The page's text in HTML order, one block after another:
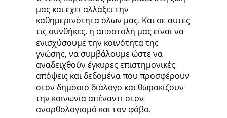
μας και έχει αλλάξει την
καθημερινότητα όλων μας. Και σε αυτές
τις συνθήκες, η αποστολή μας είναι να
ενισχύσουμε την κοινότητα της
γνώσης, να συμβάλουμε ώστε να
αναδειχθούν έγκυρες επιστημονικές
απόψεις και δεδομένα που προσφέρουν
στον δημόσιο διάλογο και θωρακίζουν
την κοινωνία απέναντι στον
ανορθολογισμό και τον φόβο.